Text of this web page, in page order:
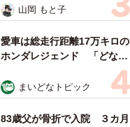
憩まで分刻み… 「大学生で
も組まねえよ！」
山岡 もと子
愛車は総走行距離17万キロの
ホンダレジェンド 「どなた
か欲しい方が居たら」 大御
所漫才師が譲渡の意向
まいどなトピック
83歳父が骨折で入院 ３カ月